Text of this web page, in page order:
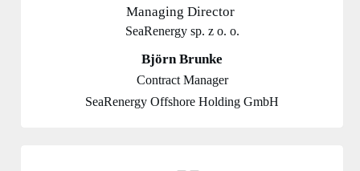
Managing Director
SeaRenergy sp. z o. o.
Björn Brunke
Contract Manager
SeaRenergy Offshore Holding GmbH